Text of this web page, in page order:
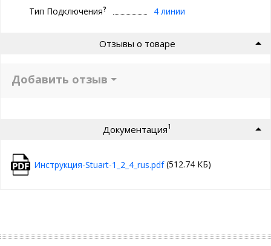
Тип Подключения? 4 линии
Отзывы о товаре
Добавить отзыв
Документация1
Инструкция-Stuart-1_2_4_rus.pdf(512.74 КБ)